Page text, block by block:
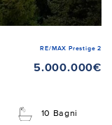
RE/MAX Prestige 2
5.000.000€
10 Bagni